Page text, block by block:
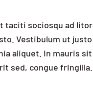
taciti sociosqu ad
Vestibulum ut justo
aliquet. In mauris
sed, congue fringilla.